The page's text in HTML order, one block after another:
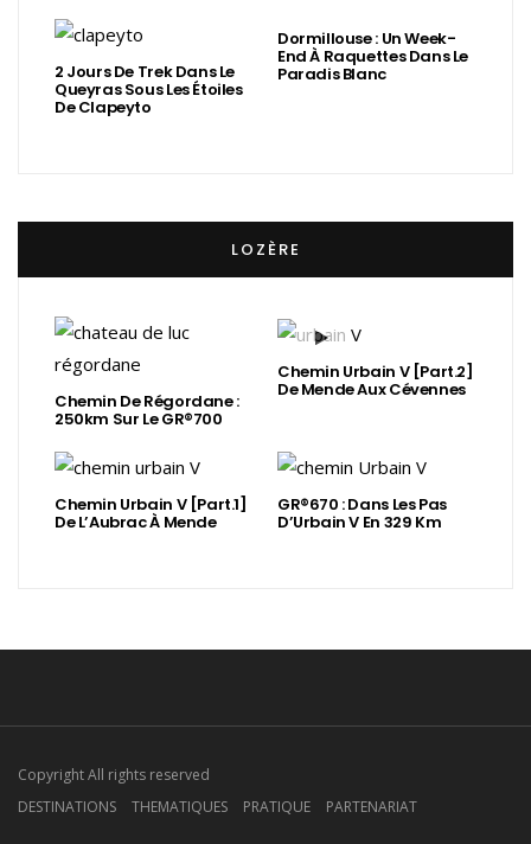
2 Jours De Trek Dans Le
Queyras Sous Les Étoiles
De Clapeyto
Dormillouse : Un Week-
End À Raquettes Dans Le
Paradis Blanc
LOZÈRE
Chemin De Régordane :
250km Sur Le GR®700
Chemin Urbain V [Part.2]
De Mende Aux Cévennes
Chemin Urbain V [Part.1]
De L’Aubrac À Mende
GR®670 : Dans Les Pas
D’Urbain V En 329 Km
Copyright All rights reserved
DESTINATIONS
THEMATIQUES PRATIQUE PARTENARIAT